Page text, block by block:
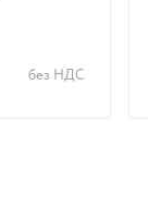
без НДС